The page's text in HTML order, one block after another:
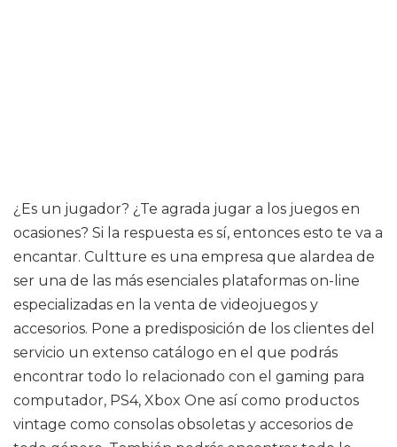
¿Es un jugador? ¿Te agrada jugar a los juegos en
ocasiones? Si la respuesta es sí, entonces esto te va a
encantar. Cultture es una empresa que alardea de
ser una de las más esenciales plataformas on-line
especializadas en la venta de videojuegos y
accesorios. Pone a predisposición de los clientes del
servicio un extenso catálogo en el que podrás
encontrar todo lo relacionado con el gaming para
computador, PS4, Xbox One así como productos
vintage como consolas obsoletas y accesorios de